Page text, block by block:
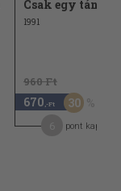
Csak egy tánc
1991
960 Ft
670 ,-Ft 30
pont kapható